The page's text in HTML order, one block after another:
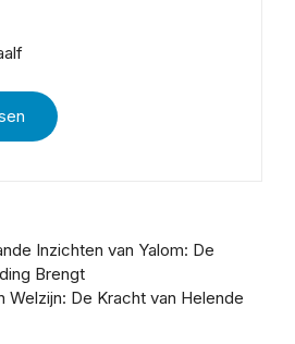
Inzichten van Yalom: De
Brengt
Welzijn: De Kracht van Helende